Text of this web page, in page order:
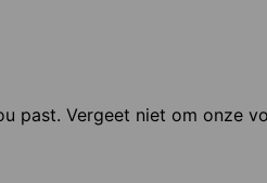
past. Vergeet niet om onze